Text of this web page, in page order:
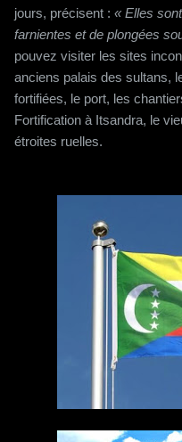
jours, précisent : « Elles
farnientes et de plongées
pouvez visiter les sites
anciens palais des sultans,
fortifiées, le port, les
Fortification à Itsandra, le
étroites ruelles.